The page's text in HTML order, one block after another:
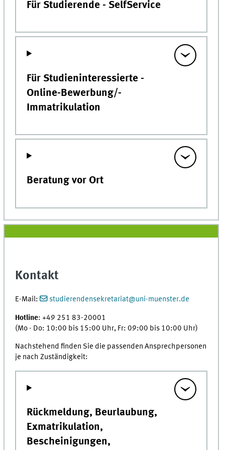
Für Studierende - SelfService
Für Studieninteressierte -
Online-Bewerbung/-
Immatrikulation
Beratung vor Ort
Kontakt
E-Mail: studierendensekretariat@uni-muenster.de
Hotline: +49 251 83-20001
(Mo - Do: 10:00 bis 15:00 Uhr, Fr: 09:00 bis 10:00 Uhr)
Nachstehend finden Sie die passenden Ansprechpersonen
je nach Zuständigkeit:
Rückmeldung, Beurlaubung,
Exmatrikulation,
Bescheinigungen,